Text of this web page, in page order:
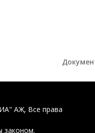
АҖ. Все права